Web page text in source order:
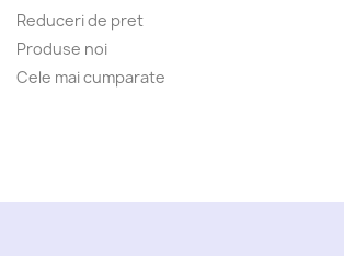
Reduceri de pret
Produse noi
Cele mai cumparate